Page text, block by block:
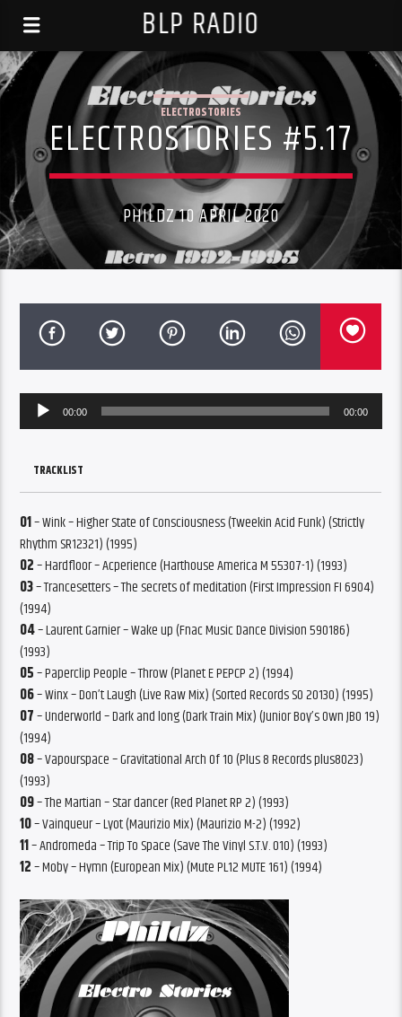
BLP RADIO
ELECTROSTORIES
ELECTROSTORIES #5.17
PHILDZ 10 APRIL 2020
Audio
Player
00:00 00:00
TRACKLIST
01– Wink – Higher State of Consciousness (Tweekin Acid Funk) (Strictly
Rhythm SR12321) (1995)
02– Hardfloor – Acperience (Harthouse America M 55307-1) (1993)
03– Trancesetters – The secrets of meditation (First Impression FI 6904)
(1994)
04– Laurent Garnier – Wake up (Fnac Music Dance Division 590186)
(1993)
05– Paperclip People – Throw (Planet E PEPCP 2) (1994)
06– Winx – Don’t Laugh (Live Raw Mix) (Sorted Records SO 20130) (1995)
07– Underworld – Dark and long (Dark Train Mix) (Junior Boy’s Own JBO 19)
(1994)
08– Vapourspace – Gravitational Arch Of 10 (Plus 8 Records plus8023)
(1993)
09– The Martian – Star dancer (Red Planet RP 2) (1993)
10– Vainqueur – Lyot (Maurizio Mix) (Maurizio M-2) (1992)
11– Andromeda – Trip To Space (Save The Vinyl S.T.V. 010) (1993)
12– Moby – Hymn (European Mix) (Mute PL12 MUTE 161) (1994)